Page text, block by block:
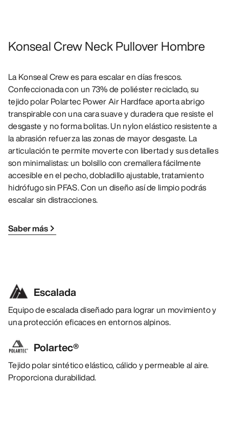
Konseal Crew Neck Pullover Hombre
La Konseal Crew es para escalar en días frescos.
Confeccionada con un 73% de poliéster reciclado, su
tejido polar Polartec Power Air Hardface aporta abrigo
transpirable con una cara suave y duradera que resiste el
desgaste y no forma bolitas. Un nylon elástico resistente a
la abrasión refuerza las zonas de mayor desgaste. La
articulación te permite moverte con libertad y sus detalles
son minimalistas: un bolsillo con cremallera fácilmente
accesible en el pecho, dobladillo ajustable, tratamiento
hidrófugo sin PFAS. Con un diseño así de limpio podrás
escalar sin distracciones.
Saber más
Escalada
Equipo de escalada diseñado para lograr un movimiento y
una protección eficaces en entornos alpinos.
Polartec®
Tejido polar sintético elástico, cálido y permeable al aire.
Proporciona durabilidad.